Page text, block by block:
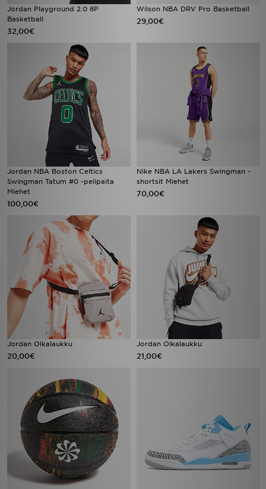
Jordan Playground 2.0 8P
Basketball
32,00€
Wilson NBA DRV Pro Basketball
29,00€
Jordan NBA Boston Celtics
Swingman Tatum #0 -pelipaita
Miehet
100,00€
Nike NBA LA Lakers Swingman -
shortsit Miehet
70,00€
Jordan Olkalaukku
20,00€
Jordan Olkalaukku
21,00€